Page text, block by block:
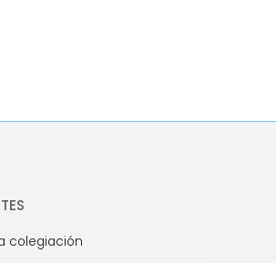
colegiación